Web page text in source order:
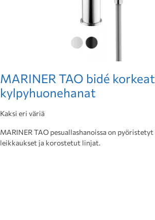
MARINER TAO bidé korkeat
kylpyhuonehanat
Kaksi eri väriä
MARINER TAO pesuallashanoissa on pyöristetyt
leikkaukset ja korostetut linjat.